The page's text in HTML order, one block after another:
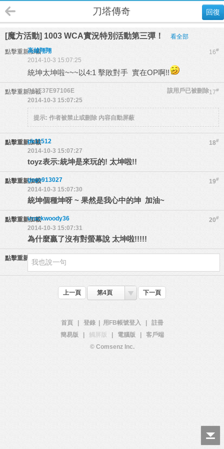
回復
刀塔傳奇
[魔方活動] 1003 WCA實況特別活動第三彈！ 看全部
點擊重新加載 16#
高雄翔翔
2014-10-3 15:07:25
統坤太坤啦~~~以4:1 擊敗對手 實在OP啊!!
點擊重新加載 17#
542E37E97106E
該用戶已被刪除
2014-10-3 15:07:25
提示: 作者被禁止或刪除 內容自動屏蔽
點擊重新加載 18#
pk11512
2014-10-3 15:07:27
toyz表示:統坤是來玩的! 太坤啦!!
點擊重新加載 19#
gogo913027
2014-10-3 15:07:30
統坤個種坤呀 ~ 果然是我心中的坤 加油~
點擊重新加載 20#
vrockwoody36
2014-10-3 15:07:31
為什麼贏了沒有對螢幕說 太坤啦!!!!!
點擊重新加載
上一頁 第4頁 下一頁
首頁 登錄 用FB帳號登入
註冊
簡易版
觸屏版 電腦版
客戶端
© Comsenz Inc.